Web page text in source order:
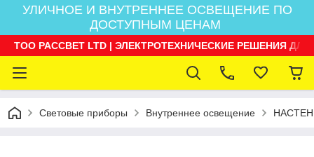
УЛИЧНОЕ И ВНУТРЕННЕЕ ОСВЕЩЕНИЕ ПО
ДОСТУПНЫМ ЦЕНАМ
ТОО РАССВЕТ LTD | ЭЛЕКТРОТЕХНИЧЕСКИЕ РЕШЕНИЯ
Световые приборы Внутреннее освещение